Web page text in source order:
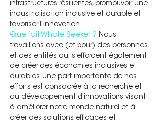
infrastructures résilientes, promouvoir une
industrialisation inclusive et durable et
favoriser l’innovation.
Que fait Whale Seeker ? Nous
travaillons avec (et pour) des personnes
et des entités qui s'efforcent également
de créer des économies inclusives et
durables. Une part importante de nos
efforts est consacrée à la recherche et
au développement d'innovations visant
à améliorer notre monde naturel et à
créer des solutions efficaces et